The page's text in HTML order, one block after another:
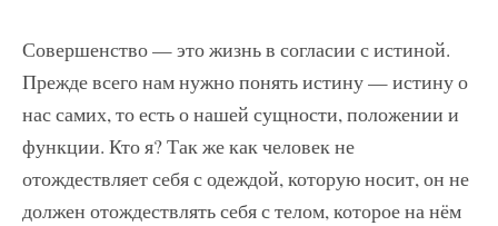
Совершенство — это жизнь в согласии с истиной.
Прежде всего нам нужно понять истину — истину о
нас самих, то есть о нашей сущности, положении и
функции. Кто я? Так же как человек не
отождествляет себя с одеждой, которую носит, он не
должен отождествлять себя с телом, которое на нём